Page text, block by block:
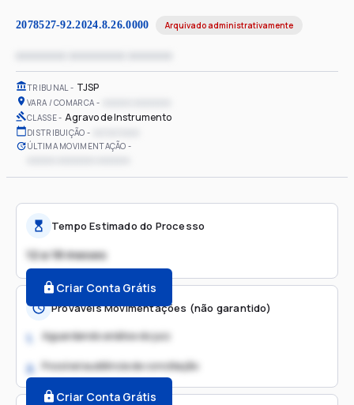
2078527-92.2024.8.26.0000 Arquivado administrativamente
TRIBUNAL TJSP
VARA / COMARCA
CLASSE Agravo de Instrumento
DISTRIBUIÇÃO
ÚLTIMA MOVIMENTAÇÃO
Tempo Estimado do Processo
12 a 18 meses
Criar Conta Grátis
Prováveis Movimentações (não garantido)
1. Aguardando análise do juiz
2. Possível audiência de conciliação
Criar Conta Grátis